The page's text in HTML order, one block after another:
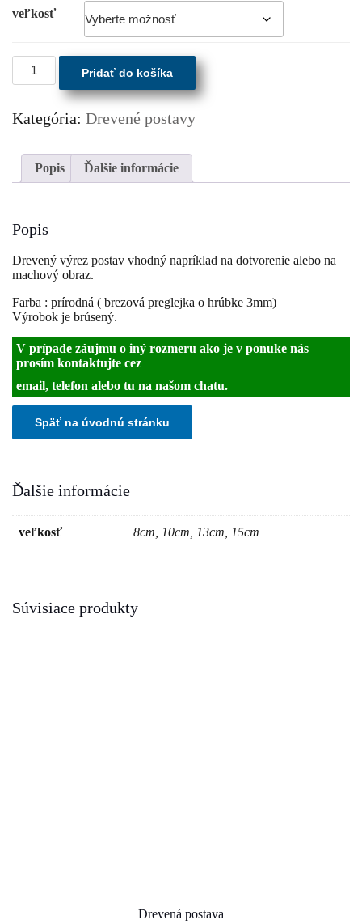
veľkosť
množstvo
Drevená
Pridať do košíka
Kategória: Drevené postavy
Popis Ďalšie informácie
Popis
Drevený výrez postav vhodný napríklad na dotvorenie alebo na
machový obraz.
Farba : prírodná ( brezová preglejka o hrúbke 3mm)
Výrobok je brúsený.
V prípade záujmu o iný rozmeru ako je v ponuke nás
prosím kontaktujte cez
email, telefon alebo tu na našom chatu.
Ďalšie informácie
veľkosť 8cm, 10cm, 13cm, 15cm
Súvisiace produkty
Drevená postava